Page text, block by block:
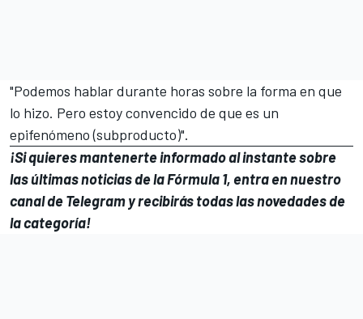
"Podemos hablar durante horas sobre la forma en que
lo hizo. Pero estoy convencido de que es un
epifenómeno (subproducto)".
¡Si quieres mantenerte informado al instante sobre
las últimas noticias de la Fórmula 1, entra ennuestro
canal de Telegramy recibirás todas las novedades de
la categoría!